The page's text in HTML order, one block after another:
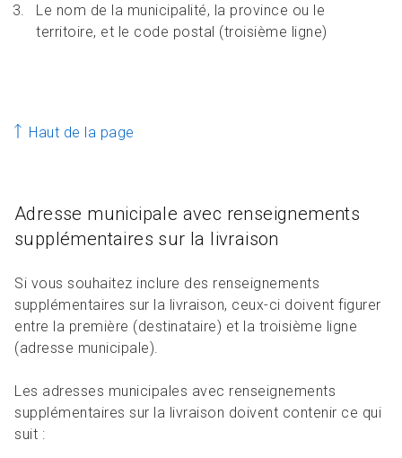
Le nom de la municipalité, la province ou le
territoire, et le code postal (troisième ligne)
Haut de la page
Adresse municipale avec renseignements
supplémentaires sur la livraison
Si vous souhaitez inclure des renseignements
supplémentaires sur la livraison, ceux-ci doivent figurer
entre la première (destinataire) et la troisième ligne
(adresse municipale).
Les adresses municipales avec renseignements
supplémentaires sur la livraison doivent contenir ce qui
suit :